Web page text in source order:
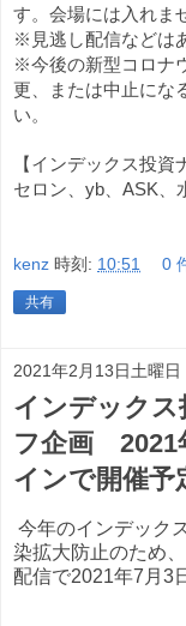
す。会場には入れま
※見逃し配信などは
※今後の新型コロナ
更、または中止にな
い。
【インデックス投資
セロン、yb、ASK、
kenz 時刻: 10:51 0
共有
2021年2月13日土曜日
インデック
フ企画 2021
インで開催予
今年のインデック
染拡大防止のため
配信で2021年7月3